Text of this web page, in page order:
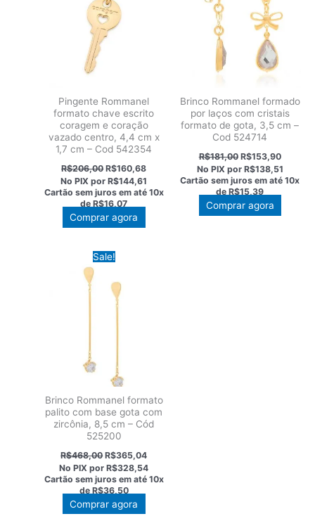
Pingente Rommanel
formato chave escrito
coragem e coração
vazado centro, 4,4 cm x
1,7 cm – Cod 542354
R$206,00O
preço
original
era:
R$206,00.
R$160,68
preço
atual
é:
No PIX porR$144,61
Cartão sem juros em até 10x
de R$16,07
Comprar agora
Brinco Rommanel formado
por laços com cristais
formato de gota, 3,5 cm –
Cod 524714
R$181,00 O
preço
original
era:
R$181,00.
R$153,90O
preço
atual
é:
No PIX por R$138,51
Cartão sem juros em até10x
de R$15,39
Comprar agora
Sale!
Brinco Rommanel formato
palito com base gota com
zircônia, 8,5 cm – Cód
525200
R$468,00O
preço
original
era:
R$468,00.
R$365,04
preço
atual
é:
No PIX porR$328,54
Cartão sem juros em até 10x
deR$36,50
Comprar agora